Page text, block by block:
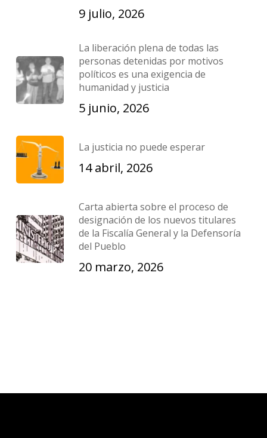
9 julio, 2026
La liberación plena de todas las
personas detenidas por motivos
políticos es una exigencia de
humanidad y justicia
5 junio, 2026
La justicia no puede esperar
14 abril, 2026
Carta abierta sobre el proceso de
designación de los nuevos titulares
de la Fiscalía General y la Defensoría
del Pueblo
20 marzo, 2026